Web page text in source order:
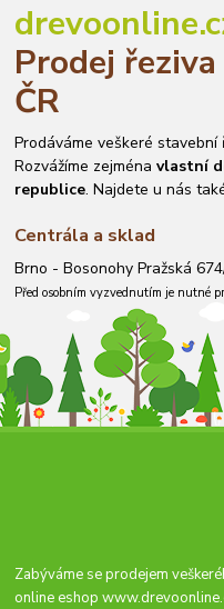
Prodej
ČR
Prodáváme veškeré stavební
Rozvážíme zejménavlastní
republice. Najdete u nás
Centrála a sklad
Brno - Bosonohy Pražská
Před osobním vyzvednutím je nutné
Zabýváme se prodejem
online eshop